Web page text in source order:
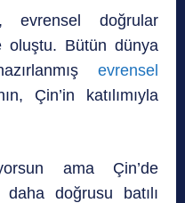
evrensel doğrular
oluştu. Bütün dünya
evrensel
Çin’in katılımıyla
ama Çin’de
doğrusu batılı